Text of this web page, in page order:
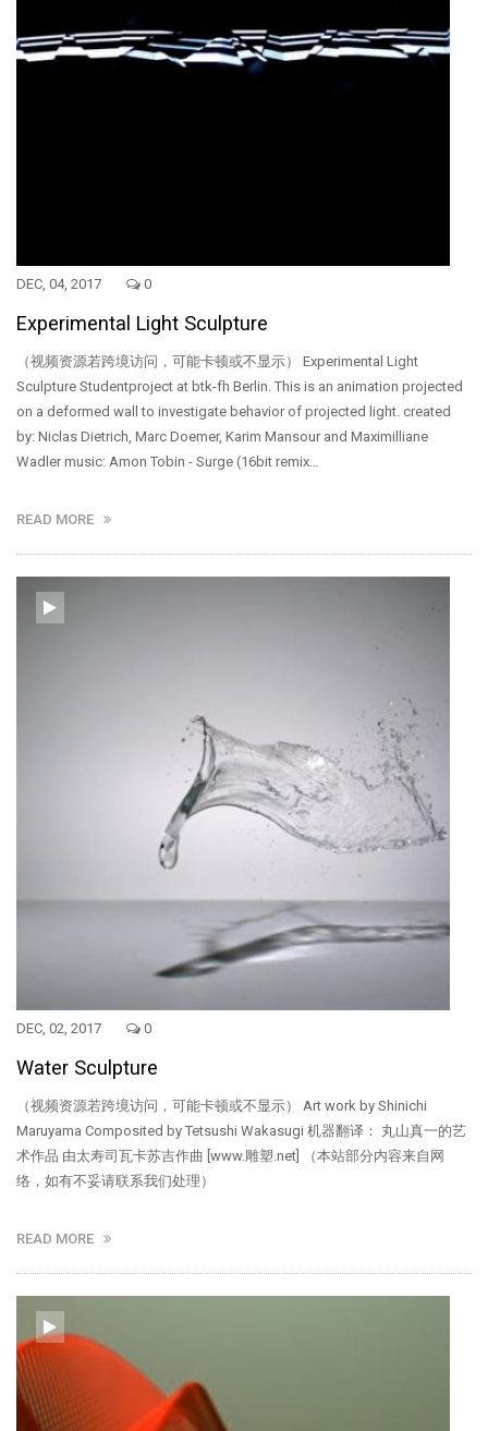
DEC, 04, 2017 0
Experimental Light Sculpture
（视频资源若跨境访问，可能卡顿或不显示） Experimental Light
Sculpture Studentproject at btk-fh Berlin. This is an animation projected
on a deformed wall to investigate behavior of projected light. created
by: Niclas Dietrich, Marc Doemer, Karim Mansour and Maximilliane
Wadler music: Amon Tobin - Surge (16bit remix…
READ MORE
DEC, 02, 2017 0
Water Sculpture
（视频资源若跨境访问，可能卡顿或不显示） Art work by Shinichi
Maruyama Composited by Tetsushi Wakasugi 机器翻译： 丸山真一的艺
术作品 由太寿司瓦卡苏吉作曲 [www.雕塑.net] （本站部分内容来自网
络，如有不妥请联系我们处理）
READ MORE